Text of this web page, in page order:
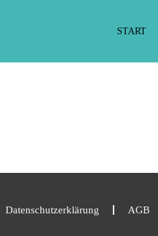
START
Datenschutzerklärung AGB